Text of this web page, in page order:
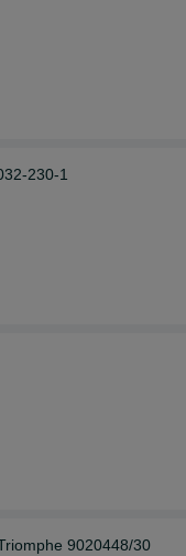
230-1
9020448/30